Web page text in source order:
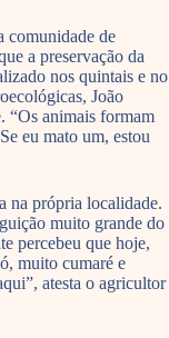
comunidade de
a preservação da
nos quintais e no
João
“Os animais formam
eu mato um, estou
na própria localidade.
muito grande do
percebeu que hoje,
muito cumaré e
atesta o agricultor